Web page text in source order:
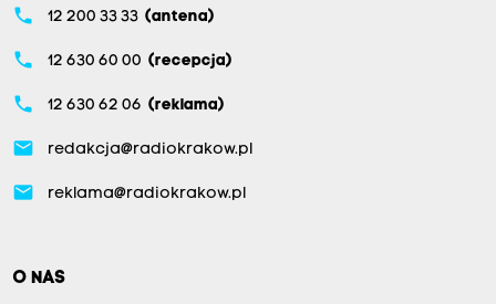
phone 12 200 33 33 (antena)
phone 12 630 60 00 (recepcja)
phone 12 630 62 06 (reklama)
email redakcja@radiokrakow.pl
email reklama@radiokrakow.pl
O NAS